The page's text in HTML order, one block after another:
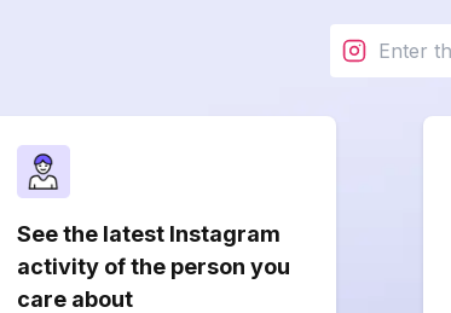
See the latest Instagram
activity of the person you
care about